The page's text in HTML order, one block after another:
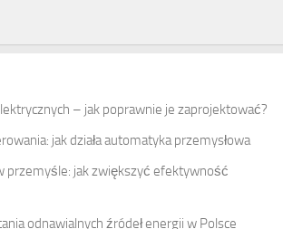
– jak poprawnie je zaprojektować?
jak działa automatyka przemysłowa
przemyśle: jak zwiększyć efektywność
odnawialnych źródeł energii w Polsce